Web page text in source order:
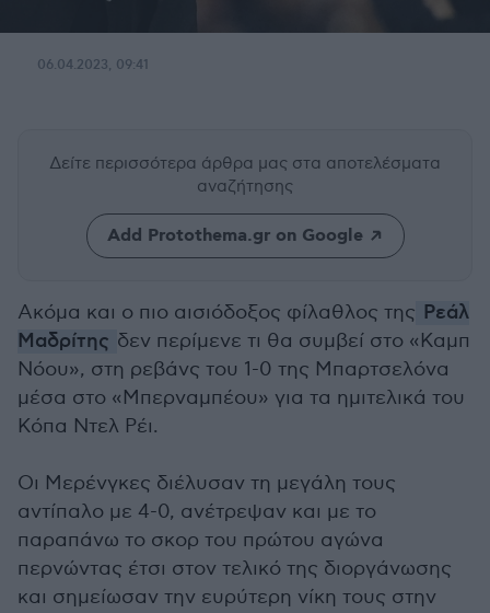
06.04.2023, 09:41
Δείτε περισσότερα άρθρα μας στα αποτελέσματα
αναζήτησης
Add Protothema.gr on Google
Ακόμα και ο πιο αισιόδοξος φίλαθλος της Ρεάλ
Μαδρίτης δεν περίμενε τι θα συμβεί στο «Καμπ
Νόου», στη ρεβάνς του 1-0 της Μπαρτσελόνα
μέσα στο «Μπερναμπέου» για τα ημιτελικά του
Κόπα Ντελ Ρέι.
Οι Μερένγκες διέλυσαν τη μεγάλη τους
αντίπαλο με 4-0, ανέτρεψαν και με το
παραπάνω το σκορ του πρώτου αγώνα
περνώντας έτσι στον τελικό της διοργάνωσης
και σημείωσαν την ευρύτερη νίκη τους στην